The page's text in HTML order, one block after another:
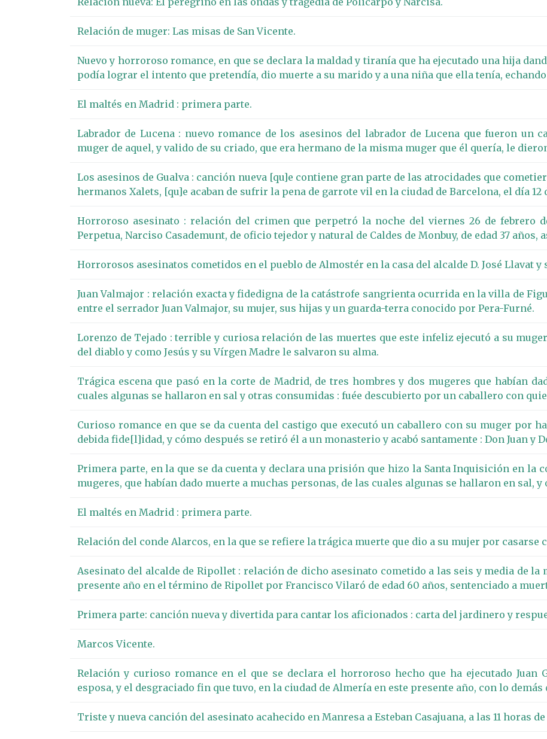
Relación de muger: Las misas de San Vicente.
Nuevo y horroroso romance, en que se declara la maldad y tiranía que ha ejecutado una hija
podía lograr el intento que pretendía, dio muerte a su marido y a una niña que ella tenía,
El maltés en Madrid : primera parte.
Labrador de Lucena : nuevo romance de los asesinos del labrador de Lucena que fueron un
muger de aquel, y valido de su criado, que era hermano de la misma muger que él quería, le
Los asesinos de Gualva : canción nueva [qu]e contiene gran parte de las atrocidades que
hermanos Xalets, [qu]e acaban de sufrir la pena de garrote vil en la ciudad de Barcelona, el día 12
Horroroso asesinato : relación del crimen que perpetró la noche del viernes 26 de febrero
Perpetua, Narciso Casademunt, de oficio tejedor y natural de Caldes de Monbuy, de edad 37 años,
Horrorosos asesinatos cometidos en el pueblo de Almostér en la casa del alcalde D. José Llavat y
Juan Valmajor : relación exacta y fidedigna de la catástrofe sangrienta ocurrida en la villa de
entre el serrador Juan Valmajor, su mujer, sus hijas y un guarda-terra conocido por Pera-Furné.
Lorenzo de Tejado : terrible y curiosa relación de las muertes que este infeliz ejecutó a su
del diablo y como Jesús y su Vírgen Madre le salvaron su alma.
Trágica escena que pasó en la corte de Madrid, de tres hombres y dos mugeres que habían
cuales algunas se hallaron en sal y otras consumidas : fuée descubierto por un caballero con
Curioso romance en que se da cuenta del castigo que executó un caballero con su muger por
debida fide[l]idad, y cómo después se retiró él a un monasterio y acabó santamente : Don Juan y
Primera parte, en la que se da cuenta y declara una prisión que hizo la Santa Inquisición en la
mugeres, que habían dado muerte a muchas personas, de las cuales algunas se hallaron en sal,
El maltés en Madrid : primera parte.
Relación del conde Alarcos, en la que se refiere la trágica muerte que dio a su mujer por casarse
Asesinato del alcalde de Ripollet : relación de dicho asesinato cometido a las seis y media de la
presente año en el término de Ripollet por Francisco Vilaró de edad 60 años, sentenciado a
Primera parte: canción nueva y divertida para cantar los aficionados : carta del jardinero y
Marcos Vicente.
Relación y curioso romance en el que se declara el horroroso hecho que ha ejecutado
esposa, y el desgraciado fin que tuvo, en la ciudad de Almería en este presente año, con lo
Triste y nueva canción del asesinato acahecido en Manresa a Esteban Casajuana, a las 11 horas de